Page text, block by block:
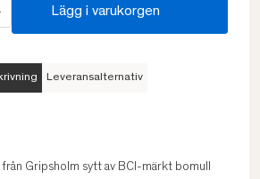
Lägg i varukorgen
Leveransalternativ
Gripsholm sytt av BCI-märkt bomull